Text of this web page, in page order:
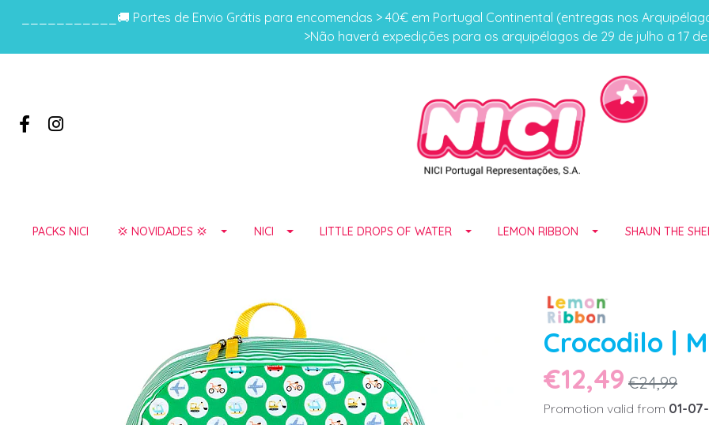
___________🚚 Portes de Envio Grátis para encomendas > 40€ em Portugal Continental (entregas nos
>Não haverá expedições para os arquipélagos de 29 de julho a 17
PACKS NICI 💢 NOVIDADES 💢 NICI LITTLE DROPS OF WATER LEMON RIBBON SHAUN THE
Crocodilo |
€12,49 €24,99
Promotion valid from 01-